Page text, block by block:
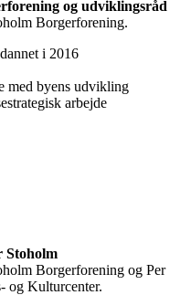
og udviklingsråd
Borgerforening.
i 2016
med byens udvikling
arbejde
Stoholm
Borgerforening og Per
og Kulturcenter.